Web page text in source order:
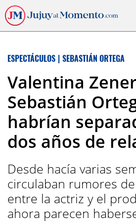
ESPECTÁCULOS | SEBASTIÁN ORTEGA
Valentina
Sebastián
habrían
dos años de
Desde hacía varias
circulaban rumores
entre la actriz y el
ahora parecen